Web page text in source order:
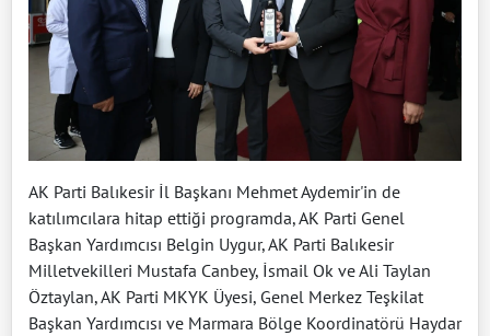
AK Parti Balıkesir İl Başkanı Mehmet Aydemir'in de
katılımcılara hitap ettiği programda, AK Parti Genel
Başkan Yardımcısı Belgin Uygur, AK Parti Balıkesir
Milletvekilleri Mustafa Canbey, İsmail Ok ve Ali Taylan
Öztaylan, AK Parti MKYK Üyesi, Genel Merkez Teşkilat
Başkan Yardımcısı ve Marmara Bölge Koordinatörü Haydar